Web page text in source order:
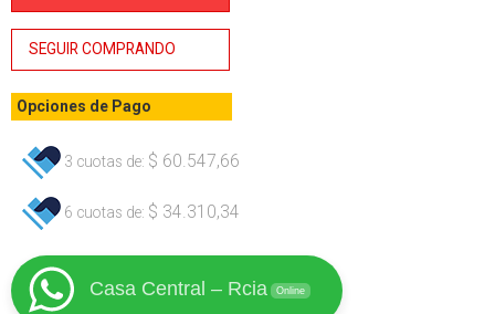
SEGUIR COMPRANDO
Opciones de Pago
3 cuotas de: $ 60.547,66
6 cuotas de: $ 34.310,34
Casa Central – Rcia Online